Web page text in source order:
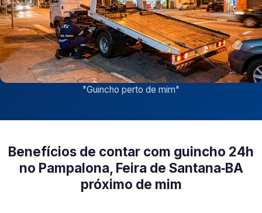
"Guincho perto de mim"
Benefícios de contar com guincho 24h
no Pampalona, Feira de Santana‑BA
próximo de mim